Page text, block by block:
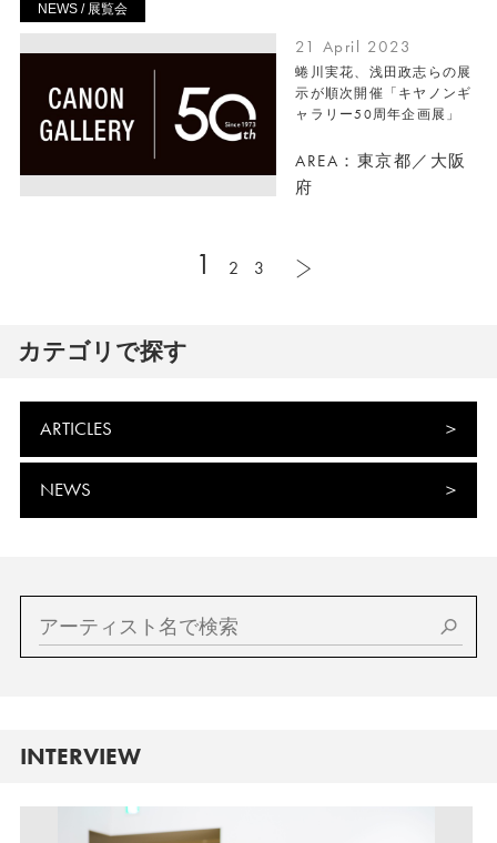
NEWS / 展覧会
21 April 2023
蜷川実花、浅田政志らの展
示が順次開催「キヤノンギ
ャラリー50周年企画展」
AREA：東京都／大阪
府
1 2 3
カテゴリで探す
ARTICLES
NEWS
INTERVIEW